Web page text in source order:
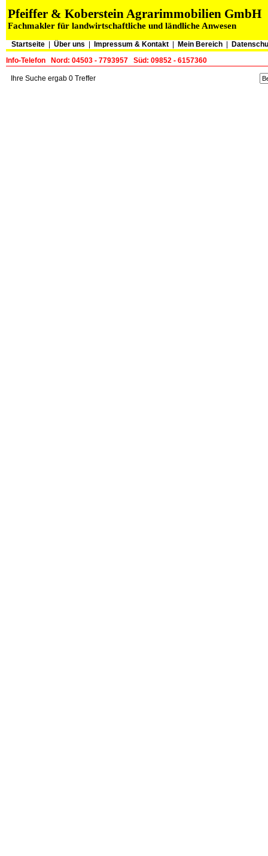
Pfeiffer & Koberstein Agrarimmobilien GmbH
Fachmakler für landwirtschaftliche und ländliche Anwesen
Startseite Über uns Impressum & Kontakt Mein Bereich
Info-Telefon
Nord: 04503 - 7793957 Süd: 09852 - 6157360
Ihre Suche ergab 0 Treffer